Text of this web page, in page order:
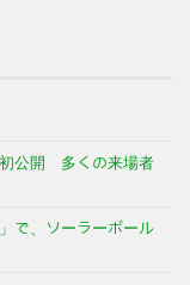
初公開 多くの来場者
で、ソーラーポール